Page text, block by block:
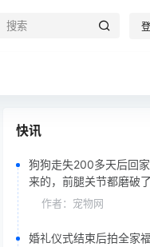
快讯
狗狗走失200多天后回
来的，前腿关节都磨破了
作者： 宠物网
婚礼仪式结束后拍全家